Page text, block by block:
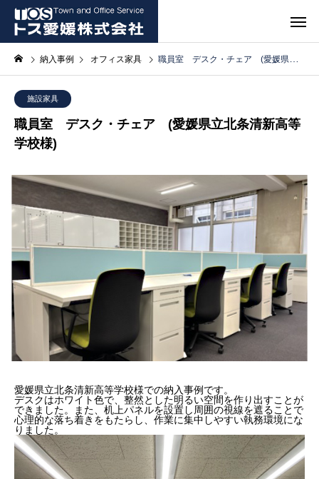
納入事例 オフィス家具 職員室 デスク・チェア (愛媛県立北条清新高等学校様)
施設家具
職員室 デスク・チェア (愛媛県立北条清新高等
学校様)
愛媛県立北条清新高等学校様での納入事例です。
デスクはホワイト色で、整然とした明るい空間を作り出すことが
できました。また、机上パネルを設置し周囲の視線を遮ることで
心理的な落ち着きをもたらし、作業に集中しやすい執務環境にな
りました。